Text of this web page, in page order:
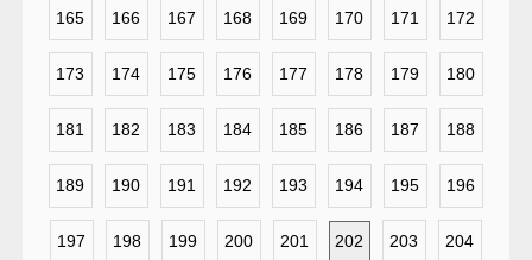
165 166 167 168 169 170 171 172
173 174 175 176 177 178 179 180
181 182 183 184 185 186 187 188
189 190 191 192 193 194 195 196
197 198 199 200 201 202 203 204